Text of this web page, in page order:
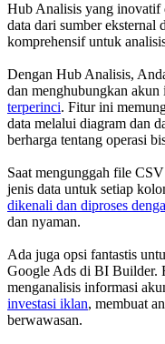
Hub Analisis yang
data dari sumber eksternal
komprehensif untuk
Dengan Hub Analisis,
dan menghubungkan
terperinci. Fitur ini
data melalui diagram dan
berharga tentang operasi
Saat mengunggah file
jenis data untuk setiap
dikenali dan diproses
dan nyaman.
Ada juga opsi fantastis
Google Ads di BI Builder.
menganalisis informasi
investasi iklan, membuat
berwawasan.